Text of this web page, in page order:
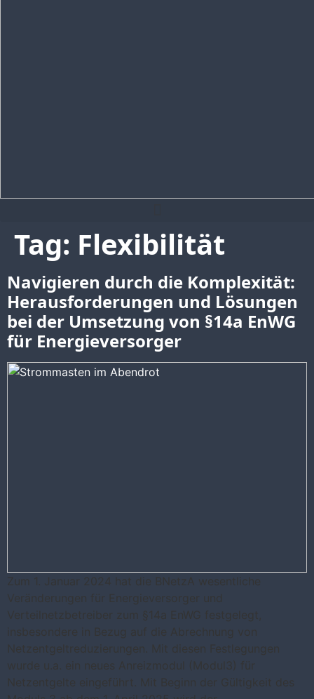
Tag: Flexibilität
Navigieren durch die Komplexität:
Herausforderungen und Lösungen
bei der Umsetzung von §14a EnWG
für Energieversorger
Zum 1. Januar 2024 hat die BNetzA wesentliche
Veränderungen für Energieversorger und
Verteilnetzbetreiber zum §14a EnWG festgelegt,
insbesondere in Bezug auf die Abrechnung von
Netzentgeltreduzierungen. Mit diesen Festlegungen
wurde u.a. ein neues Anreizmodul (Modul3) für
Netzentgelte eingeführt. Mit Beginn der Gültigkeit des